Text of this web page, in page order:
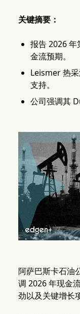
关键摘要：
报告 2026 年
金流预期。
Leismer 热
支持。
公司强调其
阿萨巴斯卡石油
调 2026 年现金
劲以及关键增长